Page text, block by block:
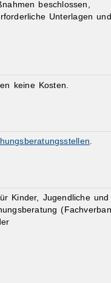
beschlossen,
Unterlagen und
keine Kosten.
.
Kinder, Jugendliche und